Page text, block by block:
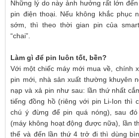
Những lý do này ảnh hưởng rất lớn
pin điện thoại. Nếu không khắc phục
sớm, thì theo thời gian pin của
“chai”.
Làm gì để pin luôn tốt, bền?
Với một chiếc máy mới mua về, chính
pin mới, nhà sản xuất thường khuyên
nạp và xả pin như sau: lần thứ nhất
tiếng đồng hồ (riêng với pin Li-Ion thì
chú ý đừng để pin quá nóng), sau
(máy không hoạt động được nữa), lần
thế và đến lần thứ 4 trở đi thì dùng